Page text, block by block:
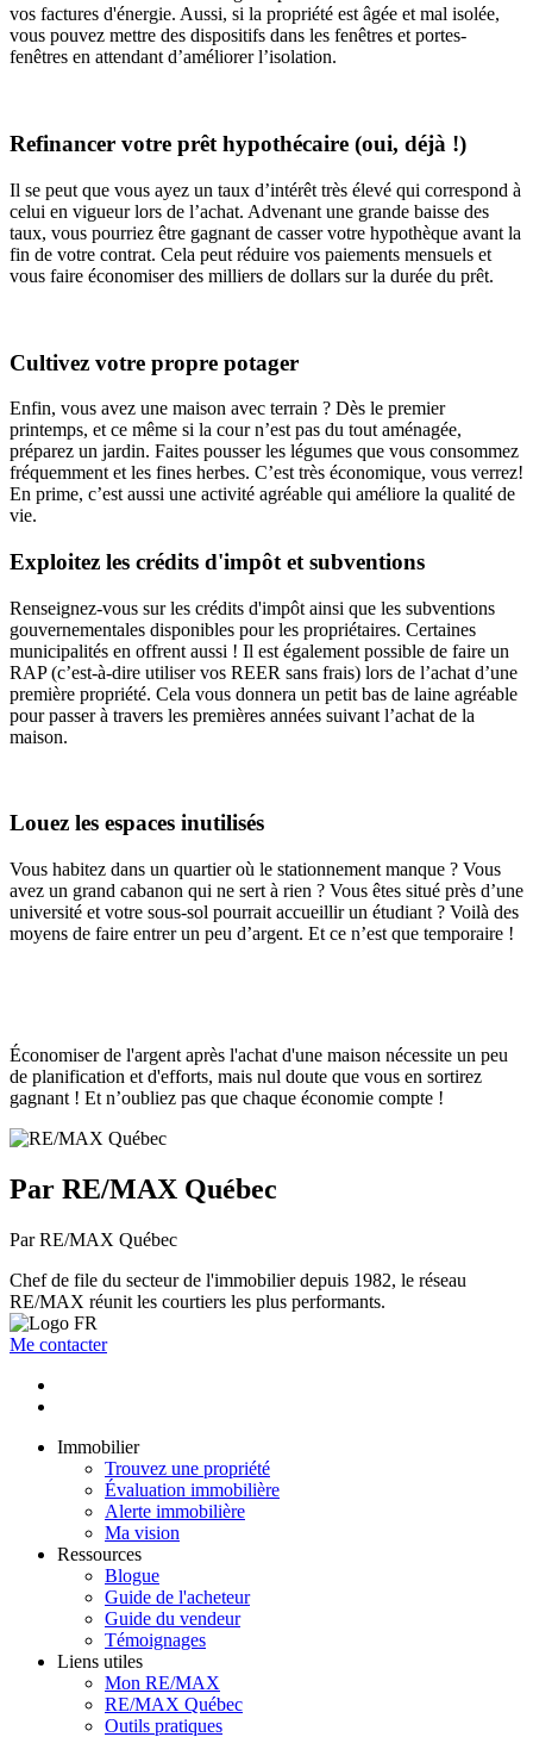
vos factures d'énergie. Aussi, si la propriété est âgée et mal isolée,
vous pouvez mettre des dispositifs dans les fenêtres et portes-
fenêtres en attendant d’améliorer l’isolation.
Refinancer votre prêt hypothécaire (oui, déjà !)
Il se peut que vous ayez un taux d’intérêt très élevé qui correspond à
celui en vigueur lors de l’achat. Advenant une grande baisse des
taux, vous pourriez être gagnant de casser votre hypothèque avant la
fin de votre contrat. Cela peut réduire vos paiements mensuels et
vous faire économiser des milliers de dollars sur la durée du prêt.
Cultivez votre propre potager
Enfin, vous avez une maison avec terrain ? Dès le premier
printemps, et ce même si la cour n’est pas du tout aménagée,
préparez un jardin. Faites pousser les légumes que vous consommez
fréquemment et les fines herbes. C’est très économique, vous verrez!
En prime, c’est aussi une activité agréable qui améliore la qualité de
vie.
Exploitez les crédits d'impôt et subventions
Renseignez-vous sur les crédits d'impôt ainsi que les subventions
gouvernementales disponibles pour les propriétaires. Certaines
municipalités en offrent aussi ! Il est également possible de faire un
RAP (c’est-à-dire utiliser vos REER sans frais) lors de l’achat d’une
première propriété. Cela vous donnera un petit bas de laine agréable
pour passer à travers les premières années suivant l’achat de la
maison.
Louez les espaces inutilisés
Vous habitez dans un quartier où le stationnement manque ? Vous
avez un grand cabanon qui ne sert à rien ? Vous êtes situé près d’une
université et votre sous-sol pourrait accueillir un étudiant ? Voilà des
moyens de faire entrer un peu d’argent. Et ce n’est que temporaire !
Économiser de l'argent après l'achat d'une maison nécessite un peu
de planification et d'efforts, mais nul doute que vous en sortirez
gagnant ! Et n’oubliez pas que chaque économie compte !
Par RE/MAX Québec
Par RE/MAX Québec
Chef de file du secteur de l'immobilier depuis 1982, le réseau
RE/MAX réunit les courtiers les plus performants.
Me contacter
Immobilier
Trouvez une propriété
Évaluation immobilière
Alerte immobilière
Ma vision
Ressources
Blogue
Guide de l'acheteur
Guide du vendeur
Témoignages
Liens utiles
Mon RE/MAX
RE/MAX Québec
Outils pratiques